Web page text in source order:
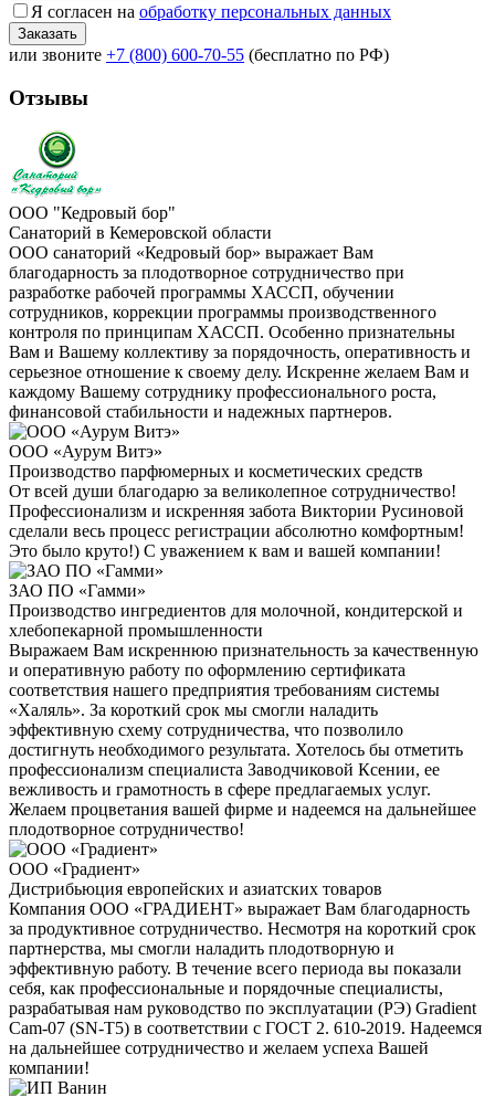
Я согласен на обработку персональных данных
или звоните +7 (800) 600-70-55 (бесплатно по РФ)
Отзывы
ООО "Кедровый бор"
Санаторий в Кемеровской области
ООО санаторий «Кедровый бор» выражает Вам
благодарность за плодотворное сотрудничество при
разработке рабочей программы ХАССП, обучении
сотрудников, коррекции программы производственного
контроля по принципам ХАССП. Особенно признательны
Вам и Вашему коллективу за порядочность, оперативность и
серьезное отношение к своему делу. Искренне желаем Вам и
каждому Вашему сотруднику профессионального роста,
финансовой стабильности и надежных партнеров.
ООО «Аурум Витэ»
Производство парфюмерных и косметических средств
От всей души благодарю за великолепное сотрудничество!
Профессионализм и искренняя забота Виктории Русиновой
сделали весь процесс регистрации абсолютно комфортным!
Это было круто!) С уважением к вам и вашей компании!
ЗАО ПО «Гамми»
Производство ингредиентов для молочной, кондитерской и
хлебопекарной промышленности
Выражаем Вам искреннюю признательность за качественную
и оперативную работу по оформлению сертификата
соответствия нашего предприятия требованиям системы
«Халяль». За короткий срок мы смогли наладить
эффективную схему сотрудничества, что позволило
достигнуть необходимого результата. Хотелось бы отметить
профессионализм специалиста Заводчиковой Ксении, ее
вежливость и грамотность в сфере предлагаемых услуг.
Желаем процветания вашей фирме и надеемся на дальнейшее
плодотворное сотрудничество!
ООО «Градиент»
Дистрибьюция европейских и азиатских товаров
Компания ООО «ГРАДИЕНТ» выражает Вам благодарность
за продуктивное сотрудничество. Несмотря на короткий срок
партнерства, мы смогли наладить плодотворную и
эффективную работу. В течение всего периода вы показали
себя, как профессиональные и порядочные специалисты,
разрабатывая нам руководство по эксплуатации (РЭ) Gradient
Cam-07 (SN-T5) в соответствии с ГОСТ 2. 610-2019. Надеемся
на дальнейшее сотрудничество и желаем успеха Вашей
компании!